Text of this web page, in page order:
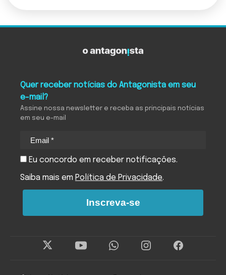
Quer receber notícias do Antagonista em seu
e-mail?
Assine nossa newsletter e receba as principais notícias
em seu e-mail
Eu concordo em receber notificações.
Saiba mais em Política de Privacidade.
Inscreva-se